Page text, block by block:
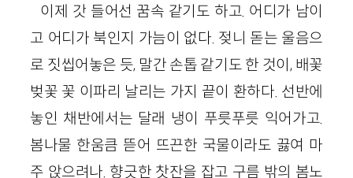
이제 갓 들어선 꿈속 같기도 하고. 어디가 남이
고 어디가 북인지 가늠이 없다. 젖니 돋는 울음으
로 짓씹어놓은 듯, 말간 손톱 같기도 한 것이, 배꽃
벚꽃 꽃 이파리 날리는 가지 끝이 환하다. 선반에
놓인 채반에서는 달래 냉이 푸릇푸릇 익어가고.
봄나물 한움큼 뜯어 뜨끈한 국물이라도 끓여 마
주 앉으려나. 향긋한 찻잔을 잡고 구름 밖의 봄노